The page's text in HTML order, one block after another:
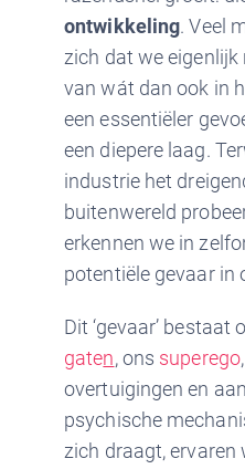
ontwikkeling. Veel
zich dat we
van wát dan ook in
een essentiëler
een diepere laag.
industrie het
buitenwereld
erkennen we in
potentiële gevaar in
Dit ‘gevaar’
gaten, ons superego
overtuigingen en
psychische
zich draagt, ervaren